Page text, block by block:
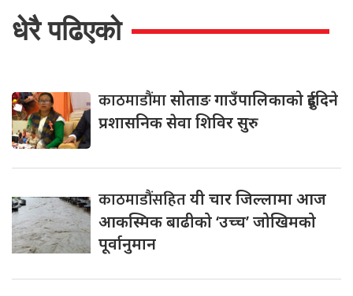
धेरै पढिएको
काठमाडौंमासोताङ गाउँपालिकाको दुईदिने
प्रशासनिक सेवा शिविर सुरु
काठमाडौंसहितयी चार जिल्लामा आज
आकस्मिक बाढीको ‘उच्च’ जोखिमको
पूर्वानुमान